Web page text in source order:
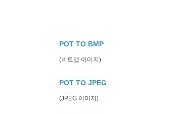
POT TO BMP
(비트맵 이미지)
POT TO JPEG
(JPEG 이미지)